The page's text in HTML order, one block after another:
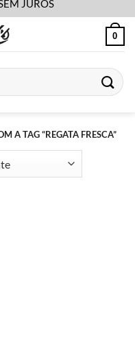
JUROS
0
A TAG “REGATA FRESCA”